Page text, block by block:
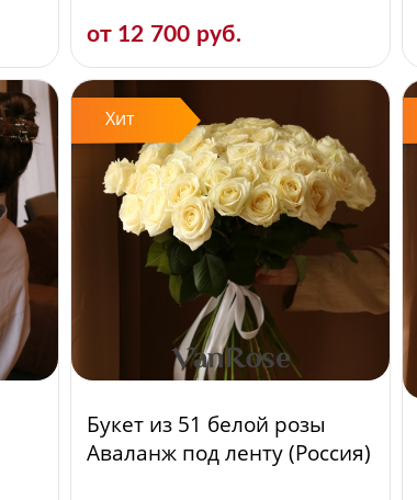
от 12 700 руб.
Хит
Букет из 51 белой розы
Аваланж под ленту (Россия)